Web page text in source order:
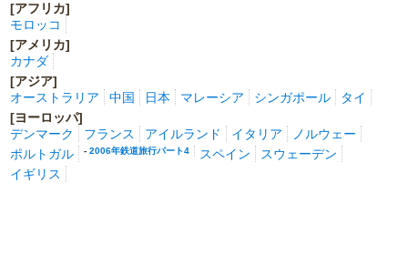
[アフリカ]
モロッコ
[アメリカ]
カナダ
[アジア]
オーストラリア
中国 日本 マレーシア シンガポール
タイ
[ヨーロッパ]
デンマーク
フランス アイルランド イタリア
ノルウェー
ポルトガル
-2006年鉄道旅行パート4 スペイン
スウェーデン
イギリス